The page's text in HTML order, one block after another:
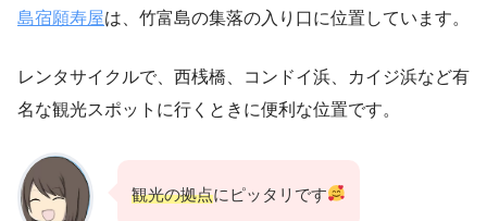
島宿願寿屋は、竹富島の集落の入り口に位置しています。
レンタサイクルで、西桟橋、コンドイ浜、カイジ浜など有
名な観光スポットに行くときに便利な位置です。
観光の拠点にピッタリです